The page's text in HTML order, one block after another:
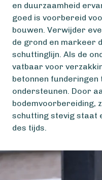
en duurzaamheid
goed is voorbereid
bouwen. Verwijder
de grond en markeer
schuttinglijn. Als de
vatbaar voor
betonnen funderingen
ondersteunen. Door
bodemvoorbereiding,
schutting stevig staat
des tijds.